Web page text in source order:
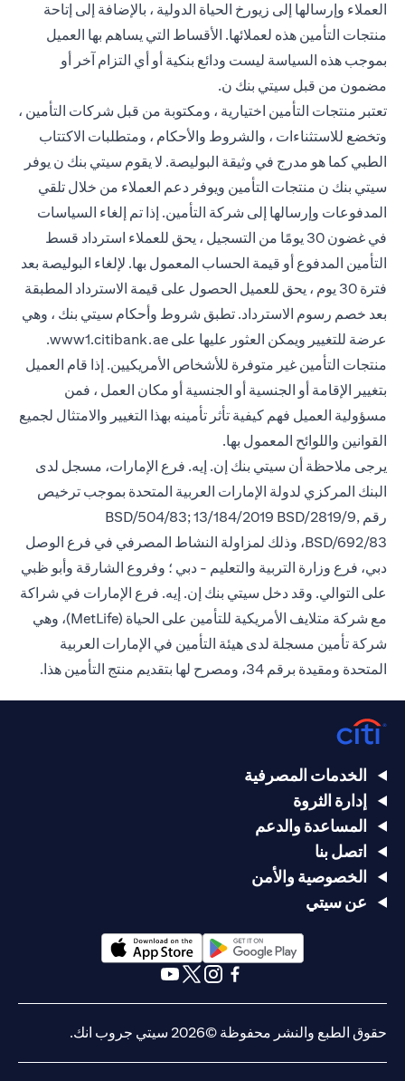
العملاء وإرسالها إلى زيورخ الحياة الدولية ، بالإضافة إلى إتاحة
منتجات التأمين هذه لعملائها. الأقساط التي يساهم بها العميل
بموجب هذه السياسة ليست ودائع بنكية أو أي التزام آخر أو
مضمون من قبل سيتي بنك ن.
تعتبر منتجات التأمين اختيارية ، ومكتوبة من قبل شركات التأمين ،
وتخضع للاستثناءات ، والشروط والأحكام ، ومتطلبات الاكتتاب
الطبي كما هو مدرج في وثيقة البوليصة. لا يقوم سيتي بنك ن يوفر
سيتي بنك ن منتجات التأمين ويوفر دعم العملاء من خلال تلقي
المدفوعات وإرسالها إلى شركة التأمين. إذا تم إلغاء السياسات
في غضون 30 يومًا من التسجيل ، يحق للعملاء استرداد قسط
التأمين المدفوع أو قيمة الحساب المعمول بها. لإلغاء البوليصة بعد
فترة 30 يوم ، يحق للعميل الحصول على قيمة الاسترداد المطبقة
بعد خصم رسوم الاسترداد. تطبق شروط وأحكام سيتي بنك ، وهي
عرضة للتغيير ويمكن العثور عليها على www1.citibank.ae
tab
.
منتجات التأمين غير متوفرة للأشخاص الأمريكيين. إذا قام العميل
بتغيير الإقامة أو الجنسية أو الجنسية أو مكان العمل ، فمن
مسؤولية العميل فهم كيفية تأثر تأمينه بهذا التغيير والامتثال لجميع
القوانين واللوائح المعمول بها.
يرجى ملاحظة أن سيتي بنك إن. إيه. فرع الإمارات، مسجل لدى
البنك المركزي لدولة الإمارات العربية المتحدة بموجب ترخيص
رقم BSD/504/83; 13/184/2019 BSD/2819/9,
BSD/692/83، وذلك لمزاولة النشاط المصرفي في فرع الوصل
دبي، فرع وزارة التربية والتعليم - دبي ؛ وفروع الشارقة وأبو ظبي
على التوالي. وقد دخل سيتي بنك إن. إيه. فرع الإمارات في شراكة
مع شركة متلايف الأمريكية للتأمين على الحياة (MetLife)، وهي
شركة تأمين مسجلة لدى هيئة التأمين في الإمارات العربية
المتحدة ومقيدة برقم 34، ومصرح لها بتقديم منتج التأمين هذا.
الخدمات المصرفية
إدارة الثروة
المساعدة والدعم
اتصل بنا
الخصوصية والأمن
عن سيتي
opens in a new tab
opens in a new tab
حقوق الطبع والنشر محفوظة ©2026 سيتي جروب انك.